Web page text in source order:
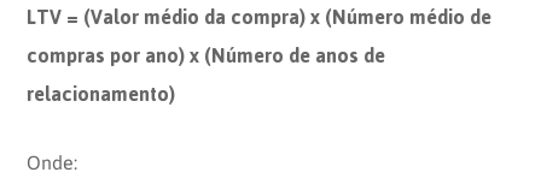
LTV = (Valor médio da compra) x (Número médio de
compras por ano) x (Número de anos de
relacionamento)
Onde: